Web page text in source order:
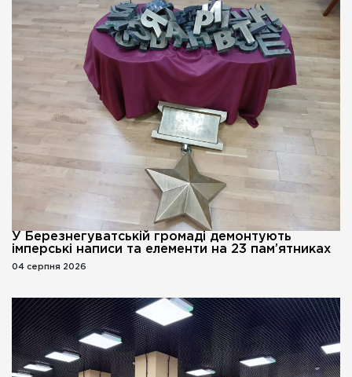
У Березнегуватській громаді демонтують
імперські написи та елементи на 23 пам’ятниках
04 серпня 2026